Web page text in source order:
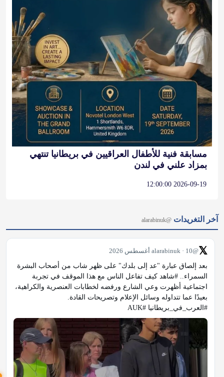
مسابقة فنية للأطفال العراقيين في بريطانيا تنتهي
بمزاد علني في لندن
2026-09-19 12:00:00
آخر التغريدات @alarabinuk
𝕏@alarabinuk · 10 أغسطس 2026
#العرب_في_بريطانيا #AUK